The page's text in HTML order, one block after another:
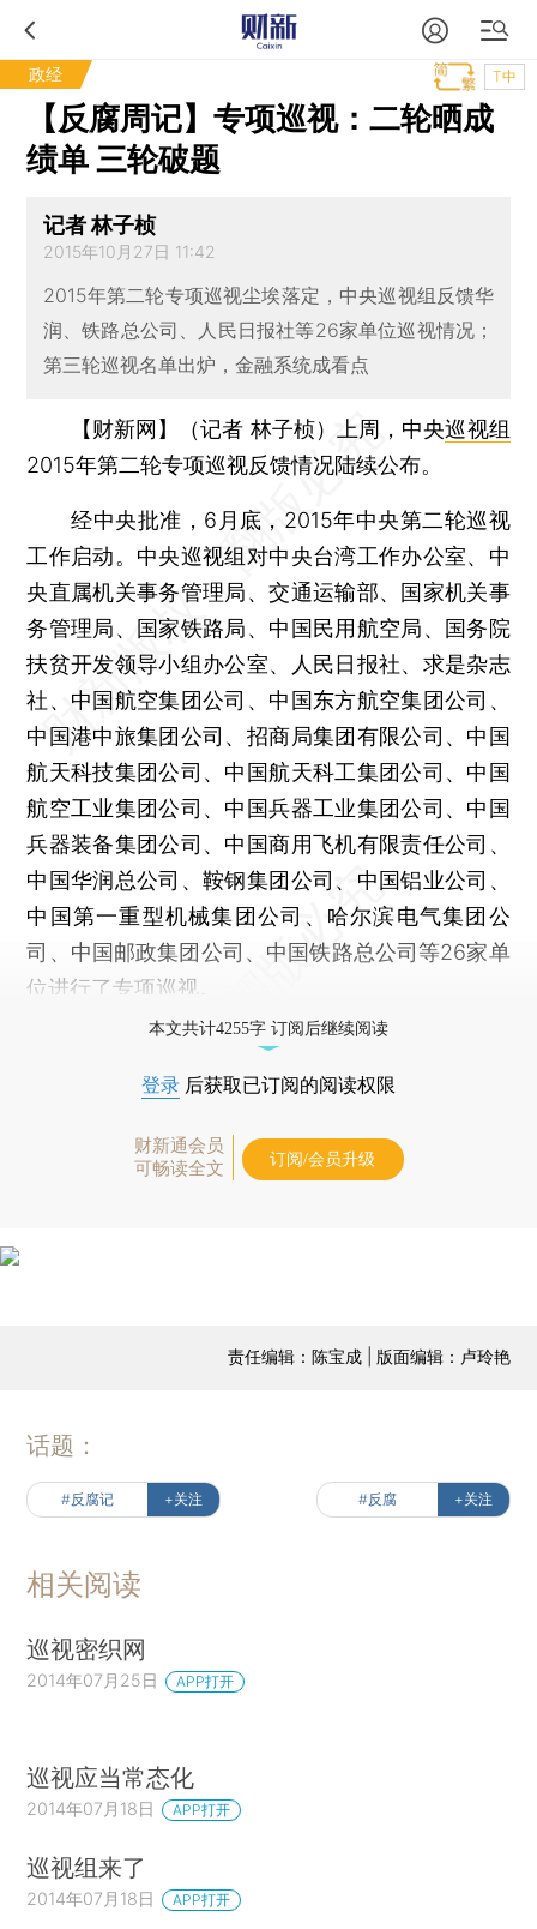
政经 T中
【反腐周记】专项巡视：二轮晒成
绩单 三轮破题
记者 林子桢
2015年10月27日 11:42
2015年第二轮专项巡视尘埃落定，中央巡视组反馈华
润、铁路总公司、人民日报社等26家单位巡视情况；
第三轮巡视名单出炉，金融系统成看点
【财新网】（记者 林子桢） 上周，中央巡视组
2015年第二轮专项巡视反馈情况陆续公布。
经中央批准，6月底，2015年中央第二轮巡视
工作启动。中央巡视组对中央台湾工作办公室、中
央直属机关事务管理局、交通运输部、国家机关事
务管理局、国家铁路局、中国民用航空局、国务院
扶贫开发领导小组办公室、人民日报社、求是杂志
社、中国航空集团公司、中国东方航空集团公司、
中国港中旅集团公司、招商局集团有限公司、中国
航天科技集团公司、中国航天科工集团公司、中国
航空工业集团公司、中国兵器工业集团公司、中国
兵器装备集团公司、中国商用飞机有限责任公司、
中国华润总公司、鞍钢集团公司、中国铝业公司、
中国第一重型机械集团公司、哈尔滨电气集团公
司、中国邮政集团公司、中国铁路总公司等26家单
位进行了专项巡视。
本文共计4255字 订阅后继续阅读
登录 后获取已订阅的阅读权限
财新通会员
可畅读全文
订阅/会员升级
责任编辑：陈宝成 | 版面编辑：卢玲艳
话题：
#反腐记 +关注 #反腐 +关注
相关阅读
巡视密织网
2014年07月25日 APP打开
巡视应当常态化
2014年07月18日 APP打开
巡视组来了
2014年07月18日 APP打开